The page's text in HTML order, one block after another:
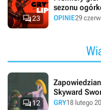
23
sezonu
OPINIE29
12
Skyward
GRY18 lutego